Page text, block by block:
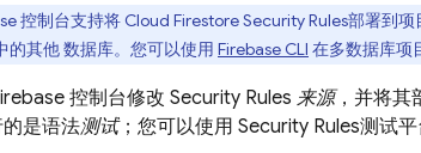
控制台支持将 Cloud FirestoreSecurity Rules部署到项
的其他 数据库。您可以使用 Firebase CLI 在多数据库项
控制台修改 Security Rules 来源，并将其
是语法测试；您可以使用 Security Rules测试平